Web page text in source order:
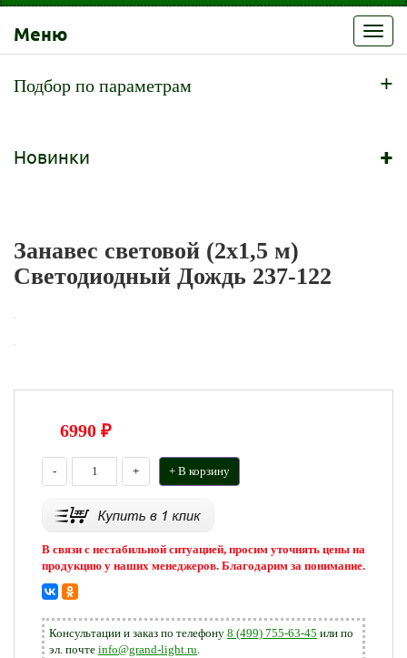
Меню
Подбор по параметрам +
Новинки +
Занавес световой (2x1,5 м)
Светодиодный Дождь 237-122
6990 ₽
- + + В корзину
В связи с нестабильной ситуацией, просим уточнять цены на
продукцию у наших менеджеров. Благодарим за понимание.
Консультации и заказ по телефону 8 (499) 755-63-45 или по
эл. почте info@grand-light.ru.